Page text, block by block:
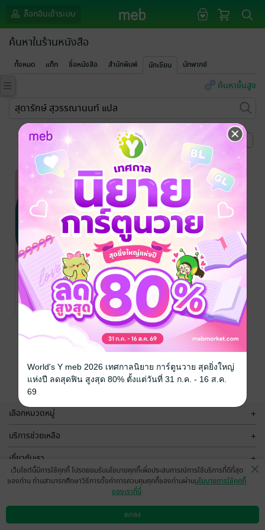
ล็อกอินเข้าระบบ
ค้นหาในร้านหนังสือ
ทั้งหมด แท็ก ชื่อหนังสือ สำนักพิมพ์ นักเขียน นักพากย์
ค้นหาขั้นสูง
หน้าที่ 1
หลักนิติธรรม:
คู่มือสำหรับ
นักการเมืองและ
ผู้ทำงาน
การเมือง ( Rule
Guide for
The Raoul
Wallenberg
Institute of Human
Humanitarian Law
Internationalisation
of Law / สุดารักษ์ สุ
วรรณานนท์ แปล
Bookscape
Publishing House
การเมือง/รัฐศาสตร์
6 Rating
เลือกหมวดหมู่ +
บริการช่วยเหลือ +
เกี่ยวกับเรา +
กลุ่มธุรกิจในเครือ
ดาวน์โหลดแอป วิธีการใช้งาน ติดต่อเรา
เว็บไซต์นี้มีการใช้คุกกี้ โปรดยอมรับนโยบายคุกกี้เพื่อประสบการณ์การใช้บริการที่ดีที่สุด
ของท่าน ท่านสามารถศึกษาวิธีการตั้งค่าการควบคุมคุกกี้ของท่านผ่านนโยบายการใช้คุกกี้
ของเราที่นี่
ตกลง
World's Y meb 2026 เทศกาลนิยาย การ์ตูนวาย สุดยิ่งใหญ่
แห่งปี ลดสุดฟิน สูงสุด 80% ตั้งแต่วันที่ 31 ก.ค. - 16 ส.ค.
69